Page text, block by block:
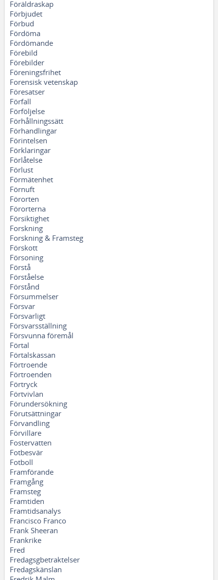
Föräldraskap
Förbjudet
Förbud
Fördöma
Fördömande
Förebild
Förebilder
Föreningsfrihet
Forensisk vetenskap
Föresatser
Förfall
Förföljelse
Förhållningssätt
Förhandlingar
Förintelsen
Förklaringar
Förlåtelse
Förlust
Förmätenhet
Förnuft
Förorten
Förorterna
Försiktighet
Forskning
Forskning & Framsteg
Förskott
Försoning
Förstå
Förståelse
Förstånd
Försummelser
Försvar
Försvarligt
Försvarsställning
Försvunna föremål
Förtal
Förtalskassan
Förtroende
Förtroenden
Förtryck
Förtvivlan
Förundersökning
Förutsättningar
Förvandling
Förvillare
Fostervatten
Fotbesvär
Fotboll
Framförande
Framgång
Framsteg
Framtiden
Framtidsanalys
Francisco Franco
Frank Sheeran
Frankrike
Fred
Fredagsgbetraktelser
Fredagskänslan